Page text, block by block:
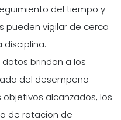
del tiempo y
pueden vigilar de cerca
disciplina.
brindan a los
del desempeno
alcanzados, los
de rotacion de